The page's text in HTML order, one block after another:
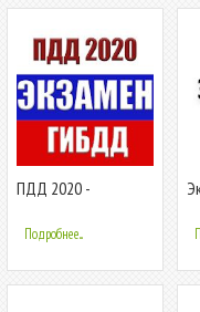
ПДД 2020 -
билеты ГИБДД +
экзамен
Подробнее...